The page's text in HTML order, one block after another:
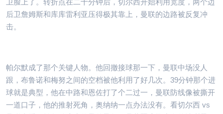
后卫詹姆斯和库库雷利亚压得极其靠上，曼联的边路被反复冲
击。
帕尔默成了那个关键人物。他回撤接球那一下，曼联中场没人
跟，布鲁诺和梅努之间的空档被他利用了好几次。39分钟那个进
球就是典型，他在中路和恩佐打了个二过一，曼联防线像被撕开
一道口子，他的推射死角，奥纳纳一点办法没有。看切尔西 vs